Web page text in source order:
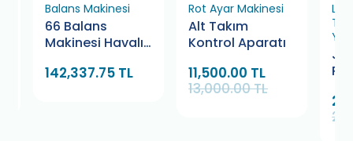
Balans Makinesi
66 Balans
Makinesi Havalı
142,337.75 TL
Rot Ayar Makinesi
Alt Takım
Kontrol Aparatı
11,500.00 TL
13,000.00 TL